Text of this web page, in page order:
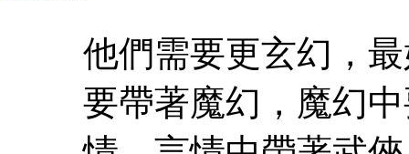
他們需要更玄幻，
要帶著魔幻，魔幻